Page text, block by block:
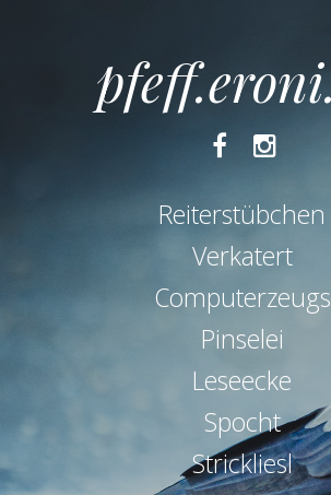
FacebookInstagram
Reiterstübchen
Verkatert
Computerzeugs
Pinselei
Leseecke
Spocht
Strickliesl